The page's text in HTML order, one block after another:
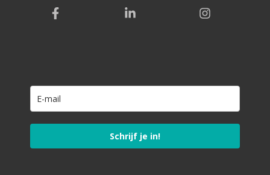
Schrijf je in!